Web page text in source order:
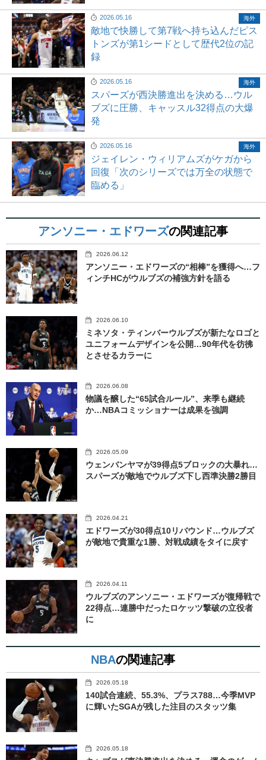
2026.05.16
敵地で快勝して第7戦へ持ち込んだピス
トンズが第1シードとして歴代2位の記
録
海外
2026.05.16
スパーズが西決勝進出を決める…ウル
ブズに圧勝、キャッスル32得点の大爆
発
海外
2026.05.16
ジェイレン・ウィリアムズがケガから
回復「次のシリーズでは万全の状態で
臨める」
海外
アンソニー・エドワーズの関連記事
2026.06.12
アンソニー・エドワーズの“相棒”を獲得へ…フ
ィンチHCがウルブズの補強方針を語る
2026.06.10
ミネソタ・ティンバーウルブズが新たなロゴと
ユニフォームデザインを公開…90年代を彷彿
とさせるカラーに
2026.06.08
物議を醸した“65試合ルール”、来季も継続
か…NBAコミッショナーは成果を強調
2026.05.09
ウェンバンヤマが39得点5ブロックの大暴れ…
スパーズが敵地でウルブズ下し西準決勝2勝目
2026.04.21
エドワーズが30得点10リバウンド…ウルブズ
が敵地で貴重な1勝、対戦成績をタイに戻す
2026.04.11
ウルブズのアンソニー・エドワーズが復帰戦で
22得点…連勝中だったロケッツ撃破の立役者
に
NBAの関連記事
2026.05.18
140試合連続、55.3%、プラス788…今季MVP
に輝いたSGAが残した注目のスタッツ集
2026.05.18